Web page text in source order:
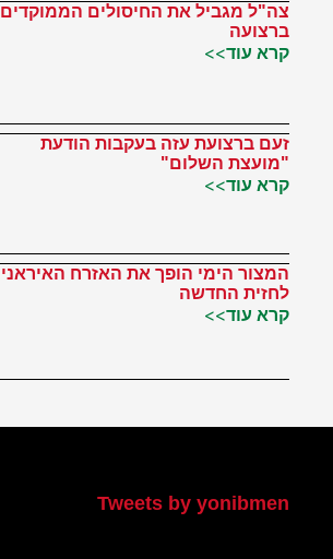
צה"ל מגביל את החיסולים הממוקדים
ברצועה
קרא עוד>>
זעם ברצועת עזה בעקבות הודעת
"מועצת השלום"
קרא עוד>>
המצור הימי הופך את האזרח האיראני
לחזית החדשה
קרא עוד>>
Tweets by yonibmen